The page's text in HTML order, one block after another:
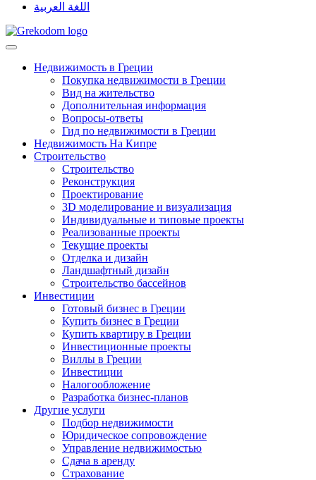
اللغة العربية
Недвижимость в Греции
Покупка недвижимости в Греции
Вид на жительство
Дополнительная информация
Вопросы-ответы
Гид по недвижимости в Греции
Недвижимость На Кипре
Строительство
Строительство
Реконструкция
Проектирование
3D моделирование и визуализация
Индивидуальные и типовые проекты
Реализованные проекты
Текущие проекты
Отделка и дизайн
Ландшафтный дизайн
Строительство бассейнов
Инвестиции
Готовый бизнес в Греции
Купить бизнес в Греции
Купить квартиру в Греции
Инвестиционные проекты
Виллы в Греции
Инвестиции
Налогообложение
Разработка бизнес-планов
Другие услуги
Подбор недвижимости
Юридическое сопровождение
Управление недвижимостью
Сдача в аренду
Страхование